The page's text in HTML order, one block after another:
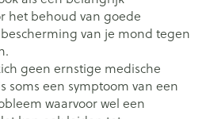
het behoud van goede
van je mond tegen
geen ernstige medische
soms een symptoom van een
waarvoor wel een